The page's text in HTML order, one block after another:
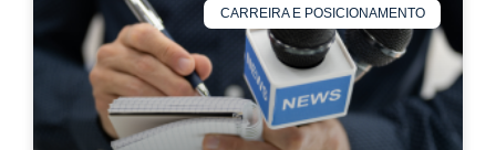
CARREIRA E POSICIONAMENTO